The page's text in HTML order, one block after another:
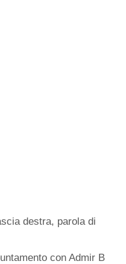
destra, parola di
con Admir B